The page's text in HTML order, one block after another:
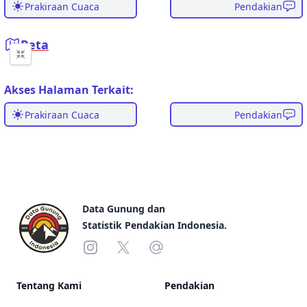
Prakiraan Cuaca Pendakian
Peta
Akses Halaman Terkait:
Prakiraan Cuaca Pendakian
Data Gunung dan
Statistik Pendakian Indonesia.
Instagram
X Email
Tentang Kami Pendakian